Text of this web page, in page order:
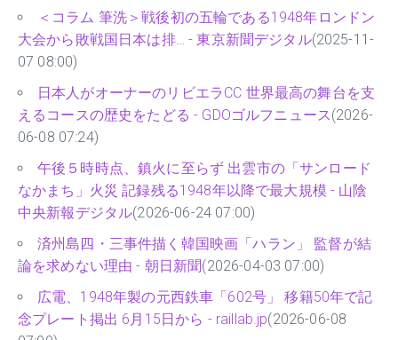
＜コラム 筆洗＞戦後初の五輪である1948年ロンドン
大会から敗戦国日本は排… - 東京新聞デジタル(2025-11-
07 08:00)
日本人がオーナーのリビエラCC 世界最高の舞台を支
えるコースの歴史をたどる - GDOゴルフニュース(2026-
06-08 07:24)
午後５時時点、鎮火に至らず 出雲市の「サンロード
なかまち」火災 記録残る1948年以降で最大規模 - 山陰
中央新報デジタル(2026-06-24 07:00)
済州島四・三事件描く韓国映画「ハラン」 監督が結
論を求めない理由 - 朝日新聞(2026-04-03 07:00)
広電、1948年製の元西鉄車「602号」 移籍50年で記
念プレート掲出 6月15日から - raillab.jp(2026-06-08